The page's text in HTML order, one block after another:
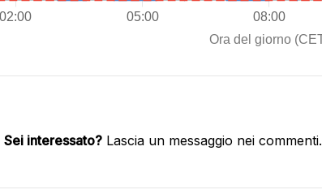
Sei interessato? Lascia un messaggio nei commenti.